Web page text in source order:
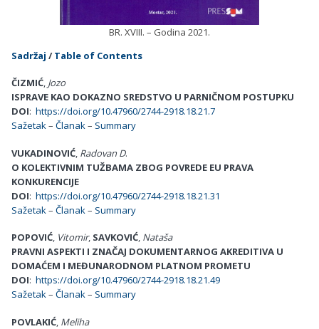
BR. XVIII. – Godina 2021.
Sadržaj /Table of Contents
ČIZMIĆ, Jozo
ISPRAVE KAO DOKAZNO SREDSTVO U PARNIČNOM POSTUPKU
DOI: https://doi.org/10.47960/2744-2918.18.21.7
Sažetak– Članak– Summary
VUKADINOVIĆ, Radovan D.
O KOLEKTIVNIM TUŽBAMA ZBOG POVREDE EU PRAVA
KONKURENCIJE
DOI: https://doi.org/10.47960/2744-2918.18.21.31
Sažetak– Članak– Summary
POPOVIĆ, Vitomir, SAVKOVIĆ, Nataša
PRAVNI ASPEKTI I ZNAČAJ DOKUMENTARNOG AKREDITIVA U
DOMAĆEM I MEĐUNARODNOM PLATNOM PROMETU
DOI: https://doi.org/10.47960/2744-2918.18.21.49
Sažetak– Članak– Summary
POVLAKIĆ, Meliha